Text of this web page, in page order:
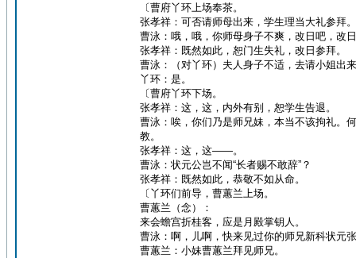
〔曹府丫环上场奉茶。
张孝祥：可否请师母出来，学生理当大礼参拜。
曹泳：哦，哦，你师母身子不爽，改日吧，改
张孝祥：既然如此，恕门生失礼，改日参拜。
曹泳：（对丫环）夫人身子不适，去请小姐出
丫环：是。
〔曹府丫环下场。
张孝祥：这，这，内外有别，恕学生告退。
曹泳：唉，你们乃是师兄妹，本当不该拘礼。
教。
张孝祥：这，这——。
曹泳：状元公岂不闻“长者赐不敢辞”？
张孝祥：既然如此，恭敬不如从命。
〔丫环们前导，曹蕙兰上场。
曹蕙兰（念）：
来会蟾宫折桂客，应是月殿掌钥人。
曹泳：啊，儿啊，快来见过你的师兄新科状元
曹蕙兰：小妹曹蕙兰拜见师兄。